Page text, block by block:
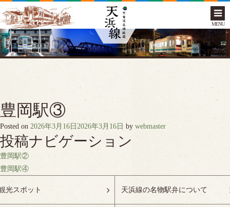
MENU
豊岡駅③
Posted on 2026年3月16日 2026年3月16日 by webmaster
投稿ナビゲーション
豊岡駅②
豊岡駅④
光スポット 天浜線の名物駅弁について